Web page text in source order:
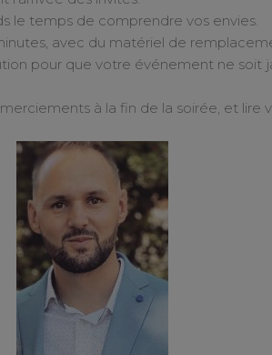
le temps de comprendre vos envies.
avec du matériel de
pour que votre événement ne soit
à la fin de la soirée, et